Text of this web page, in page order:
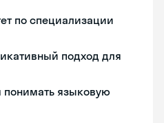
по специализации
подход для
понимать языковую